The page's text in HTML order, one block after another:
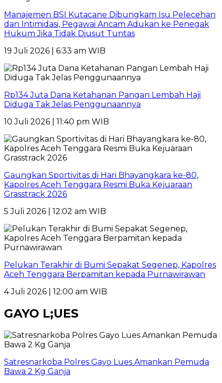
Manajemen BSI Kutacane Dibungkam Isu Pelecehan
dan Intimidasi, Pegawai Ancam Adukan ke Penegak
Hukum Jika Tidak Diusut Tuntas
19 Juli 2026 | 6:33 am WIB
Rp134 Juta Dana Ketahanan Pangan Lembah Haji
Diduga Tak Jelas Penggunaannya
10 Juli 2026 | 11:40 pm WIB
Gaungkan Sportivitas di Hari Bhayangkara ke-80,
Kapolres Aceh Tenggara Resmi Buka Kejuaraan
Grasstrack 2026
5 Juli 2026 | 12:02 am WIB
Pelukan Terakhir di Bumi Sepakat Segenep, Kapolres
Aceh Tenggara Berpamitan kepada Purnawirawan
4 Juli 2026 | 12:00 am WIB
GAYO L;UES
Satresnarkoba Polres Gayo Lues Amankan Pemuda
Bawa 2 Kg Ganja